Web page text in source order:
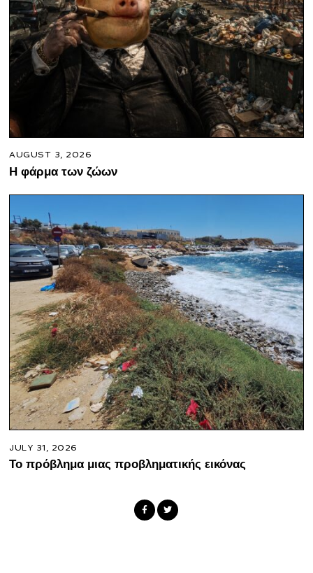
AUGUST 3, 2026
Η φάρμα των ζώων
JULY 31, 2026
Το πρόβλημα μιας προβληματικής εικόνας